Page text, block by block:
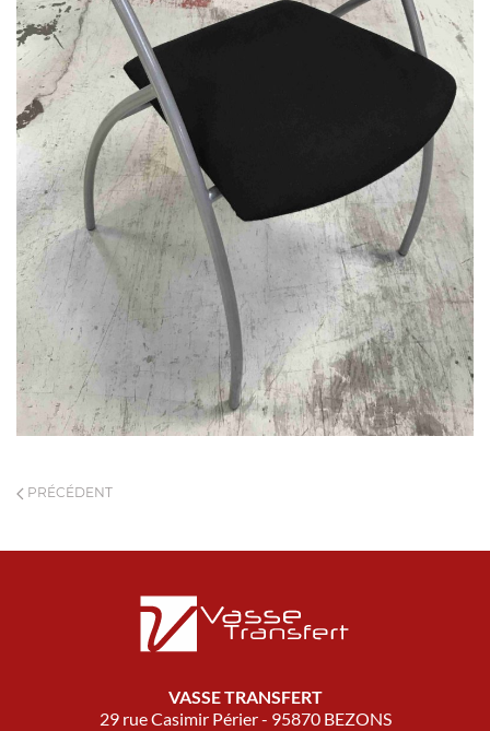
PRÉCÉDENT
VASSE TRANSFERT
29 rue Casimir Périer - 95870 BEZONS